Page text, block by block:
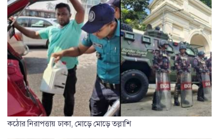
কঠোর নিরাপত্তায় ঢাকা, মোড়ে মোড়ে তল্লাশি